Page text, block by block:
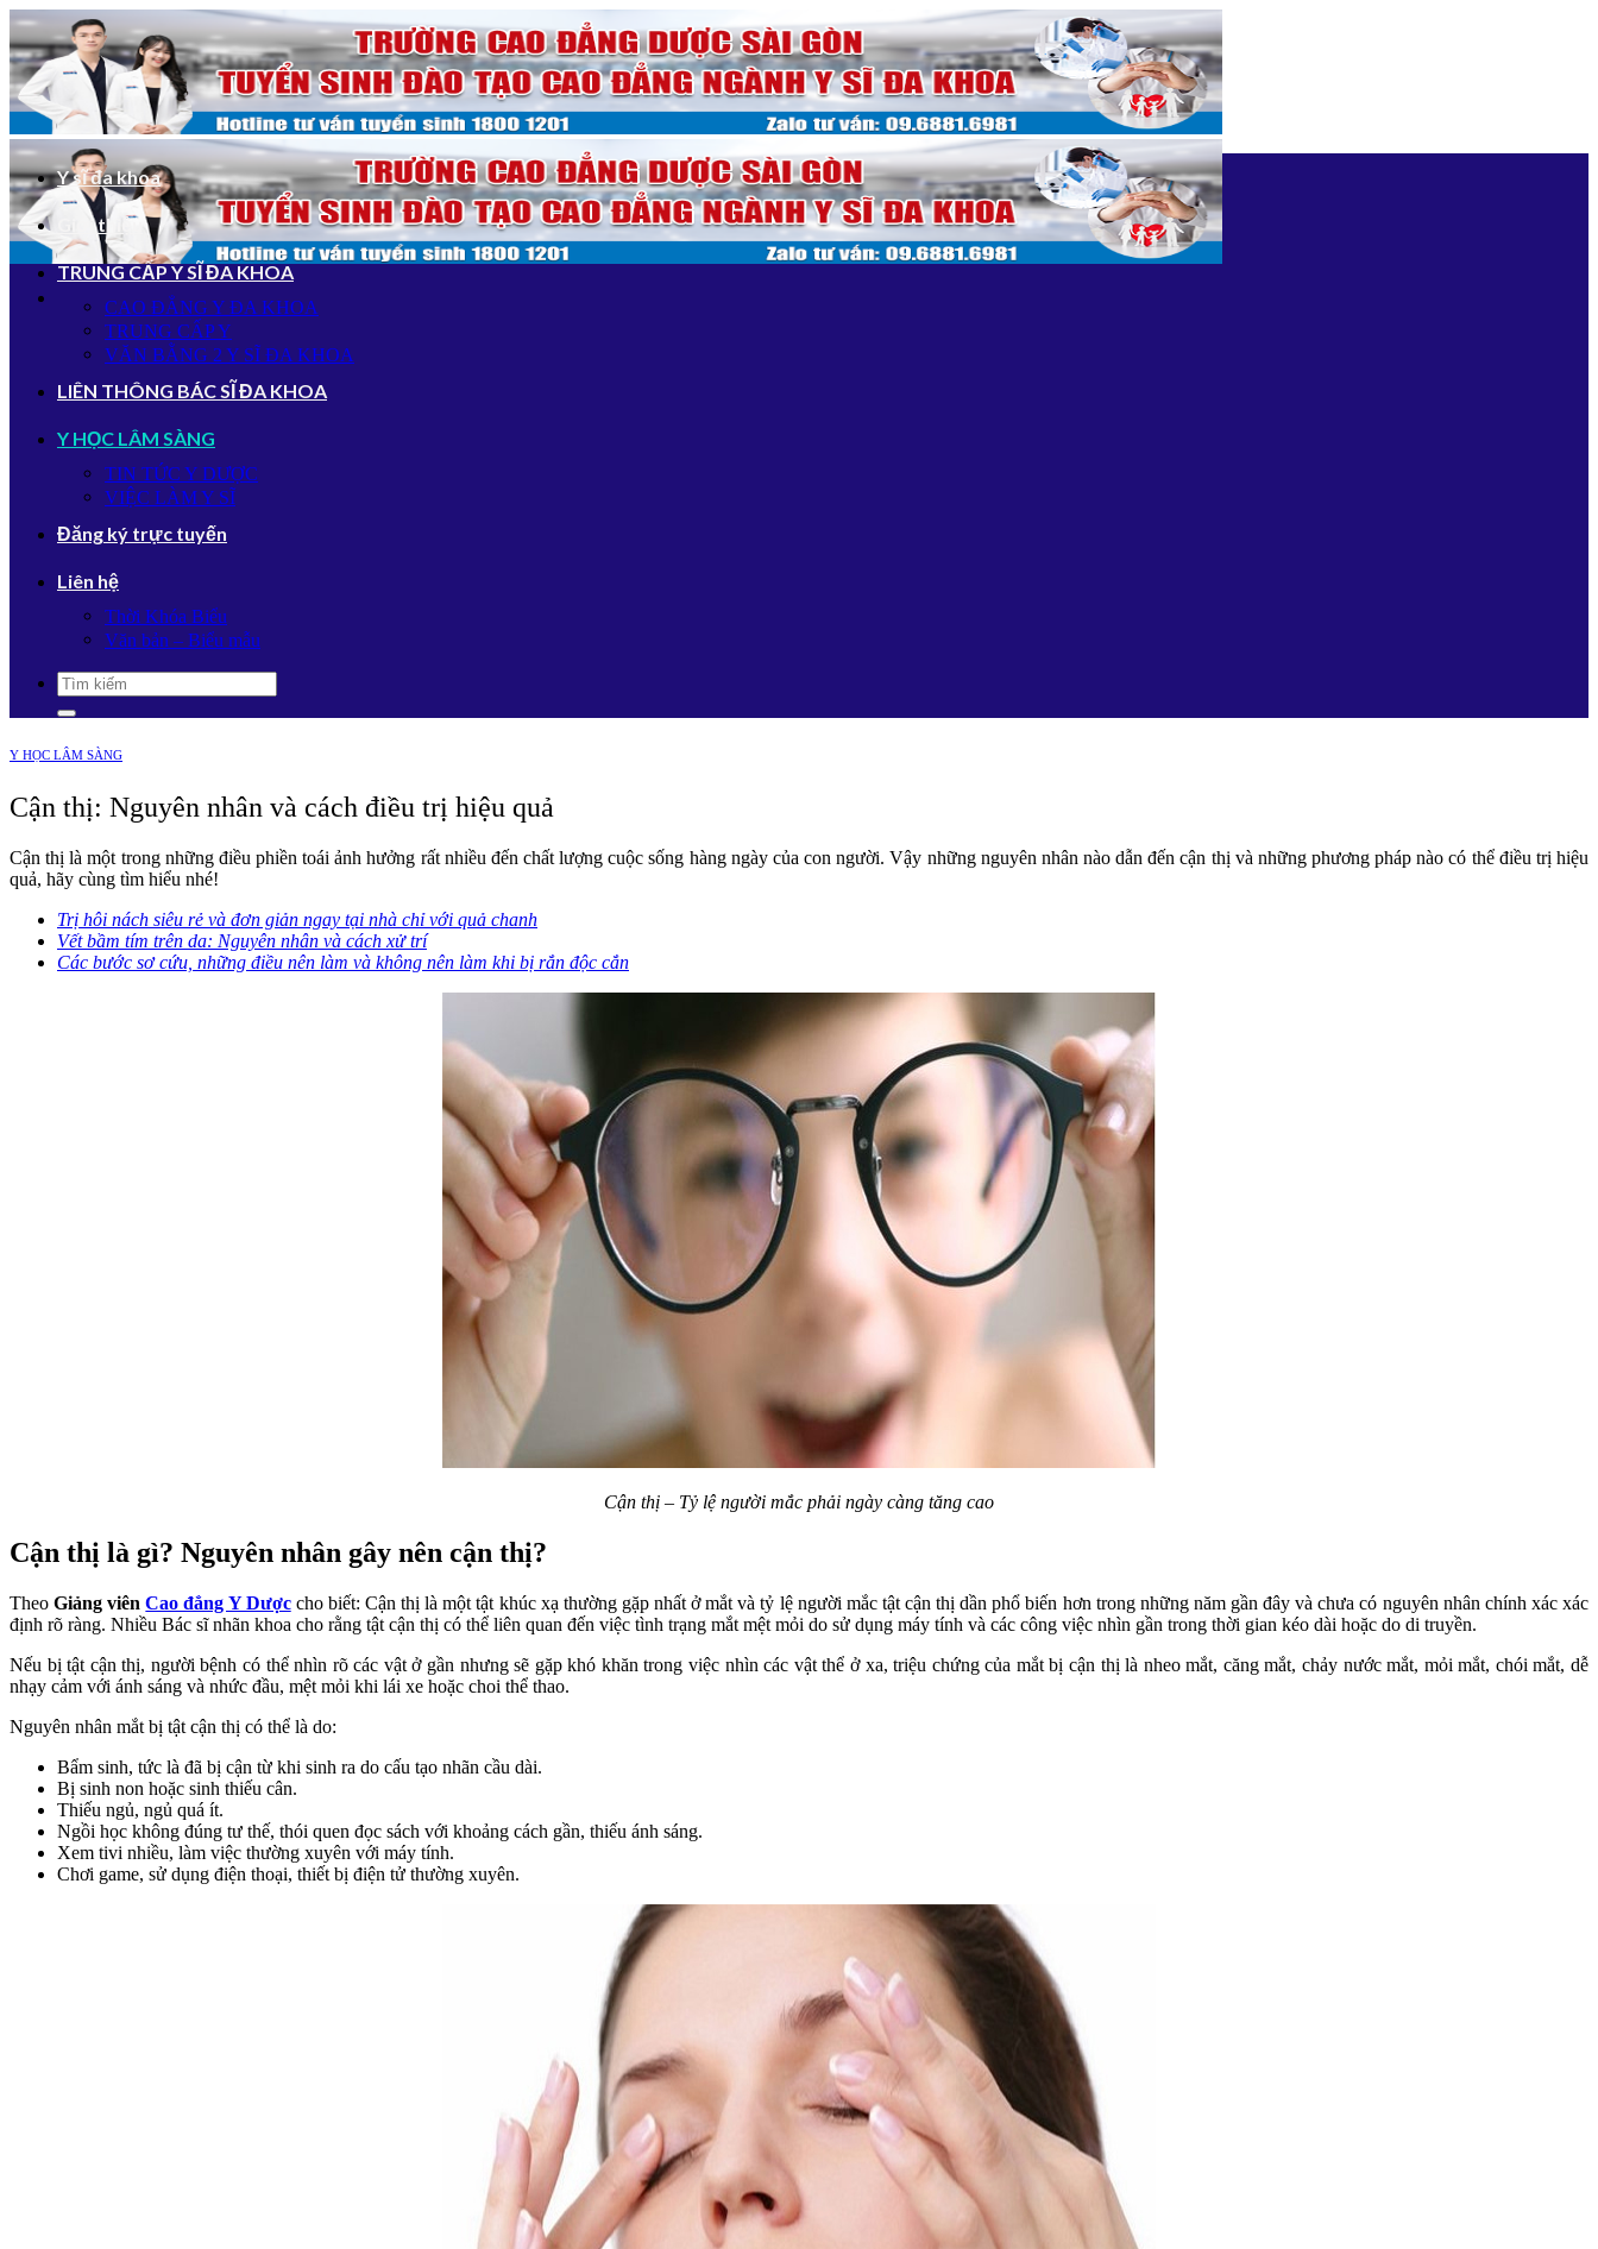
Bỏ
qua
nội
dung
Y sĩ đa khoa
Giới thiệu
TRUNG CẤP Y SĨ ĐA KHOA
CAO ĐẲNG Y ĐA KHOA
TRUNG CẤP Y
VĂN BẰNG 2 Y SĨ ĐA KHOA
LIÊN THÔNG BÁC SĨ ĐA KHOA
Y HỌC LÂM SÀNG
TIN TỨC Y DƯỢC
VIỆC LÀM Y SĨ
Đăng ký trực tuyến
Liên hệ
Thời Khóa Biểu
Văn bản – Biểu mẫu
Y HỌC LÂM SÀNG
Cận thị: Nguyên nhân và cách điều trị hiệu quả
Cận thị là một trong những điều phiền toái ảnh hưởng rất nhiều đến chất lượng cuộc sống hàng ngày của con người. Vậy những nguyên nhân nào dẫn đến cận thị và những phương pháp nào có thể điều trị hiệu
quả, hãy cùng tìm hiểu nhé!
Trị hôi nách siêu rẻ và đơn giản ngay tại nhà chỉ với quả chanh
Vết bầm tím trên da: Nguyên nhân và cách xử trí
Các bước sơ cứu, những điều nên làm và không nên làm khi bị rắn độc cắn
Cận thị – Tỷ lệ người mắc phải ngày càng tăng cao
Cận thị là gì? Nguyên nhân gây nên cận thị?
TheoGiảng viênCao đẳng Y Dượccho biết: Cận thị là một tật khúc xạ thường gặp nhất ở mắt và tỷ lệ người mắc tật cận thị dần phổ biến hơn trong những năm gần đây và chưa có nguyên nhân chính xác xác
định rõ ràng. Nhiều Bác sĩ nhãn khoa cho rằng tật cận thị có thể liên quan đến việc tình trạng mắt mệt mỏi do sử dụng máy tính và các công việc nhìn gần trong thời gian kéo dài hoặc do di truyền.
Nếu bị tật cận thị, người bệnh có thể nhìn rõ các vật ở gần nhưng sẽ gặp khó khăn trong việc nhìn các vật thể ở xa, triệu chứng của mắt bị cận thị là nheo mắt, căng mắt, chảy nước mắt, mỏi mắt, chói mắt, dễ
nhạy cảm với ánh sáng và nhức đầu, mệt mỏi khi lái xe hoặc choi thể thao.
Nguyên nhân mắt bị tật cận thị có thể là do:
Bẩm sinh, tức là đã bị cận từ khi sinh ra do cấu tạo nhãn cầu dài.
Bị sinh non hoặc sinh thiếu cân.
Thiếu ngủ, ngủ quá ít.
Ngồi học không đúng tư thế, thói quen đọc sách với khoảng cách gần, thiếu ánh sáng.
Xem tivi nhiều, làm việc thường xuyên với máy tính.
Chơi game, sử dụng điện thoại, thiết bị điện tử thường xuyên.